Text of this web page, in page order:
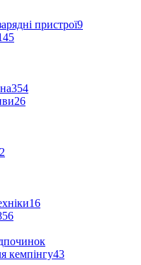
пристрої9
354
26
16
кемпінгу43